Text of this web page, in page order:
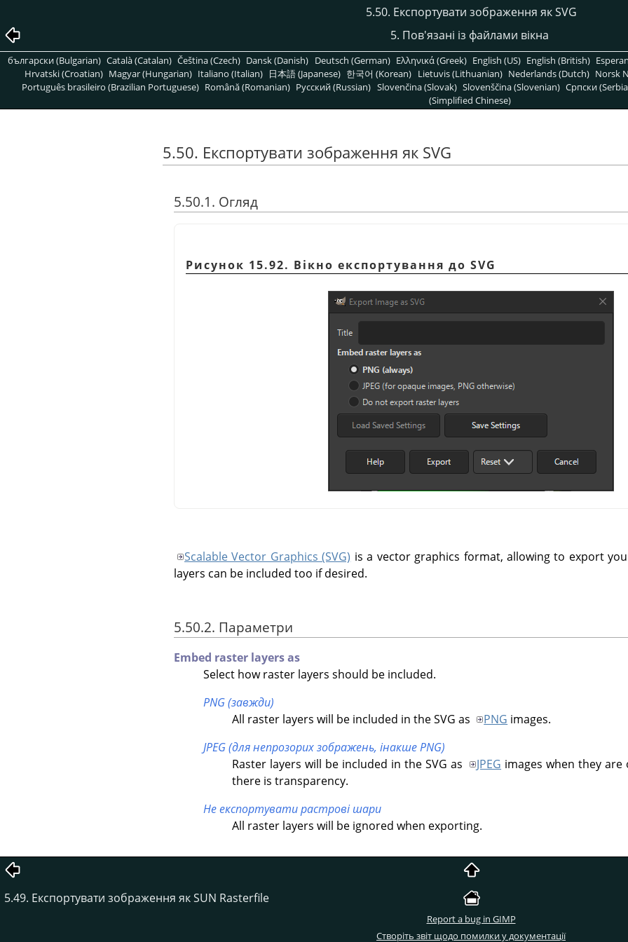
5.50. Експортувати зображення як SVG
5. Пов'язані із файлами вікна
български (Bulgarian) Català (Catalan) Čeština (Czech) Dansk (Danish) Deutsch (German) Ελληνικά (Greek) English (US) English (British)
Hrvatski (Croatian) Magyar (Hungarian) Italiano (Italian) 日本語 (Japanese) 한국어 (Korean) Lietuvis (Lithuanian) Nederlands (Dutch) Norsk
Português brasileiro (Brazilian Portuguese) Română (Romanian) Pусский (Russian) Slovenčina (Slovak) Slovenščina (Slovenian) Српски
(Simplified Chinese)
5.50. Експортувати зображення як SVG
5.50.1. Огляд
Рисунок 15.92. Вікно експортування до SVG
Scalable Vector Graphics (SVG) is a vector graphics format, allowing to export
layers can be included too if desired.
5.50.2. Параметри
Embed raster layers as
Select how raster layers should be included.
PNG (завжди)
All raster layers will be included in the SVG as
PNG images.
JPEG (для непрозорих зображень, інакше PNG)
Raster layers will be included in the SVG as
JPEG images when they are
there is transparency.
Не експортувати растрові шари
All raster layers will be ignored when exporting.
5.49. Експортувати зображення як SUN Rasterfile
Report a bug in GIMP
Створіть звіт щодо помилки у документації